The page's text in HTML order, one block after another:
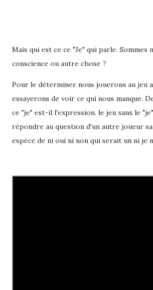
Mais qui est ce ce "Je" qui parle. Sommes
conscience ou autre chose ?
Pour le déterminer nous jouerons au jeu
essayerons de voir ce qui nous manque.
ce "je" est-il l'expression. le jeu sans le
répondre au question d'un autre joueur
espèce de ni oui ni non qui serait un ni je